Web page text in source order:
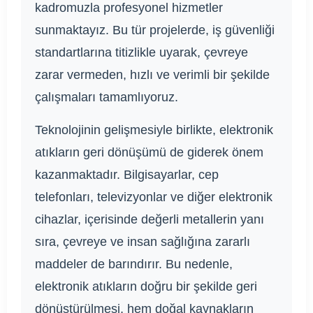
kadromuzla profesyonel hizmetler
sunmaktayız. Bu tür projelerde, iş güvenliği
standartlarına titizlikle uyarak, çevreye
zarar vermeden, hızlı ve verimli bir şekilde
çalışmaları tamamlıyoruz.
Teknolojinin gelişmesiyle birlikte, elektronik
atıkların geri dönüşümü de giderek önem
kazanmaktadır. Bilgisayarlar, cep
telefonları, televizyonlar ve diğer elektronik
cihazlar, içerisinde değerli metallerin yanı
sıra, çevreye ve insan sağlığına zararlı
maddeler de barındırır. Bu nedenle,
elektronik atıkların doğru bir şekilde geri
dönüştürülmesi, hem doğal kaynakların